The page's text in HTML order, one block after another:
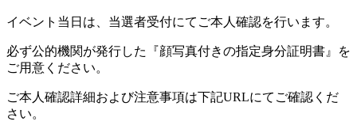
イベント当日は、当選者受付にてご本人確認を行います。
必ず公的機関が発行した『顔写真付きの指定身分証明書』を
ご用意ください。
ご本人確認詳細および注意事項は下記URLにてご確認くだ
さい。